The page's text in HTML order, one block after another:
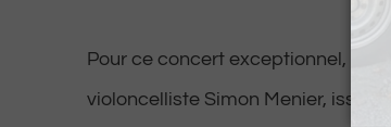
Pour ce concert exceptionnel, il
violoncelliste Simon Menier, issu